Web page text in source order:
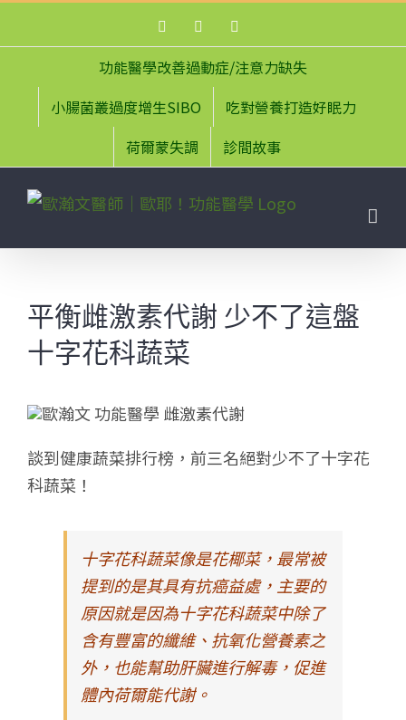
FacebookInstagram
功能醫學改善過動症/注意力缺失
小腸菌叢過度增生SIBO
吃對營養打造好眠力
荷爾蒙失調
診間故事
平衡雌激素代謝 少不了這盤
十字花科蔬菜
談到健康蔬菜排行榜，前三名絕對少不了十字花
科蔬菜！
十字花科蔬菜像是花椰菜，最常被
提到的是其具有抗癌益處，主要的
原因就是因為十字花科蔬菜中除了
含有豐富的纖維、抗氧化營養素之
外，也能幫助肝臟進行解毒，促進
體內荷爾能代謝。